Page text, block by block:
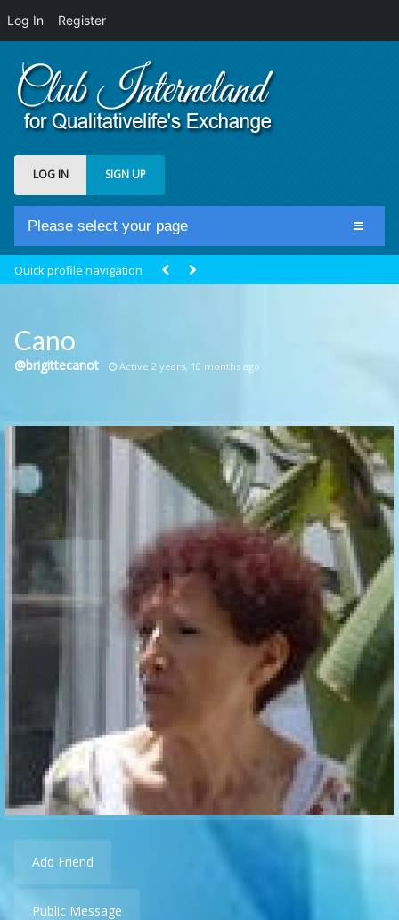
Log In Register
LOG IN SIGN UP
Please select your page
Groups
Meeting Point
Quick profile navigation
Cano
@brigittecanot Active 2 years, 10 months ago
Add Friend
Public Message